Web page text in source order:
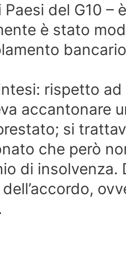
del G10 –
è stato
bancario
rispetto
accantonare
si
che però
di insolvenza.